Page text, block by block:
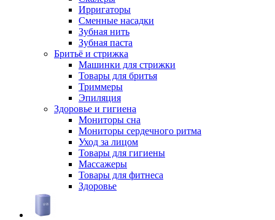
Ирригаторы
Сменные насадки
Зубная нить
Зубная паста
Бритьё и стрижка
Машинки для стрижки
Товары для бритья
Триммеры
Эпиляция
Здоровье и гигиена
Мониторы сна
Мониторы сердечного ритма
Уход за лицом
Товары для гигиены
Массажеры
Товары для фитнеса
Здоровье